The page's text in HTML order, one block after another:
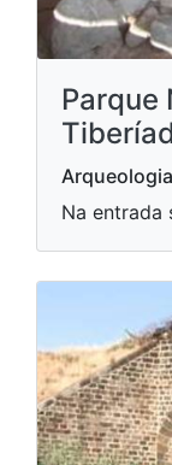
Parque
Na entrada